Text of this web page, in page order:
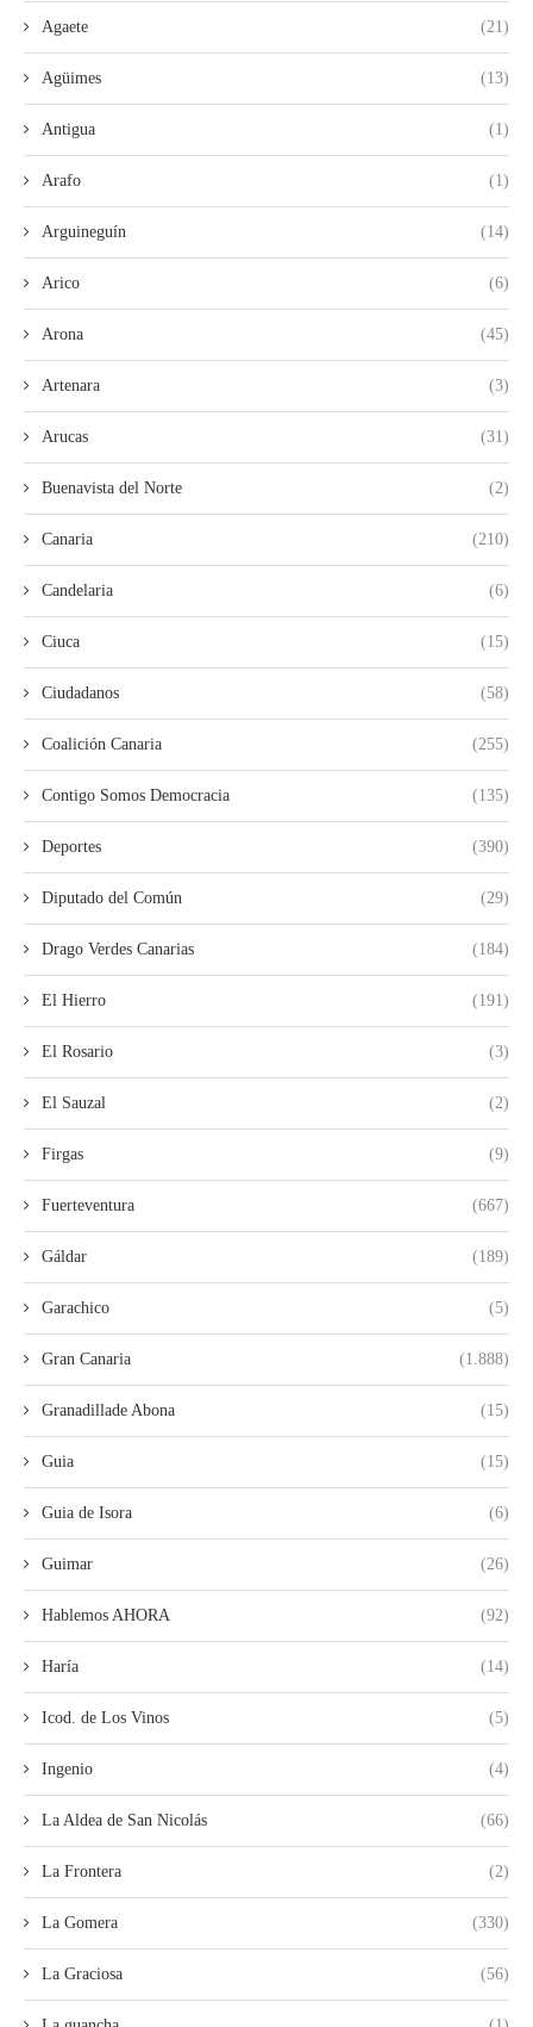
Agaete (21)
Agüimes (13)
Antigua (1)
Arafo (1)
Arguineguín (14)
Arico (6)
Arona (45)
Artenara (3)
Arucas (31)
Buenavista del Norte (2)
Canaria (210)
Candelaria (6)
Ciuca (15)
Ciudadanos (58)
Coalición Canaria (255)
Contigo Somos Democracia (135)
Deportes (390)
Diputado del Común (29)
Drago Verdes Canarias (184)
El Hierro (191)
El Rosario (3)
El Sauzal (2)
Firgas (9)
Fuerteventura (667)
Gáldar (189)
Garachico (5)
Gran Canaria (1.888)
Granadillade Abona (15)
Guia (15)
Guia de Isora (6)
Guimar (26)
Hablemos AHORA (92)
Haría (14)
Icod. de Los Vinos (5)
Ingenio (4)
La Aldea de San Nicolás (66)
La Frontera (2)
La Gomera (330)
La Graciosa (56)